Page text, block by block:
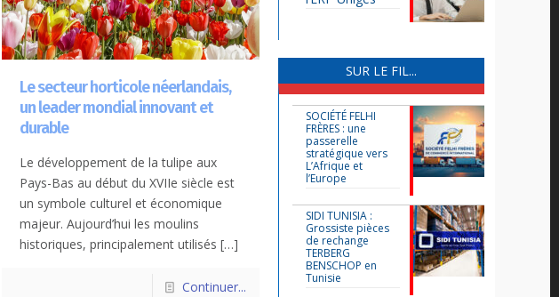
Le secteur horticole néerlandais,
un leader mondial innovant et
durable
Le développement de la tulipe aux
Pays-Bas au début du XVIIe siècle est
un symbole culturel et économique
majeur. Aujourd’hui les moulins
historiques, principalement utilisés […]
Continuer...
SUR LE FIL...
SOCIÉTÉ FELHI
FRÈRES : une
passerelle
stratégique vers
L’Afrique et
l’Europe
SIDI TUNISIA :
Grossiste pièces
de rechange
TERBERG
BENSCHOP en
Tunisie